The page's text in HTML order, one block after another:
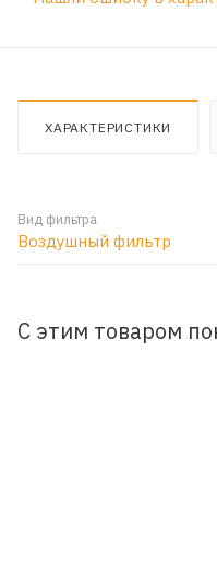
ХАРАКТЕРИСТИКИ
Вид фильтра
Воздушный фильтр
С этим товаром